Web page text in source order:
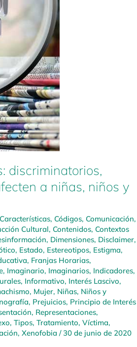
discriminatorios,
a niñas, niños y
Características, Códigos, Comunicación,
Cultural, Contenidos, Contextos
, Dimensiones, Disclaimer,
, Estado, Estereotipos, Estigma,
, Franjas Horarias,
, Imaginario, Imaginarios, Indicadores,
, Informativo, Interés Lascivo,
, Mujer, Niñas, Niños y
, Prejuicios, Principio de Interés
, Representaciones,
, Tipos, Tratamiento, Víctima,
, Xenofobia /30 de junio de 2020